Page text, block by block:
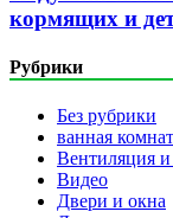
кормящих и
Рубрики
Без рубрики
ванная
Вентиляция
Видео
Двери и окна